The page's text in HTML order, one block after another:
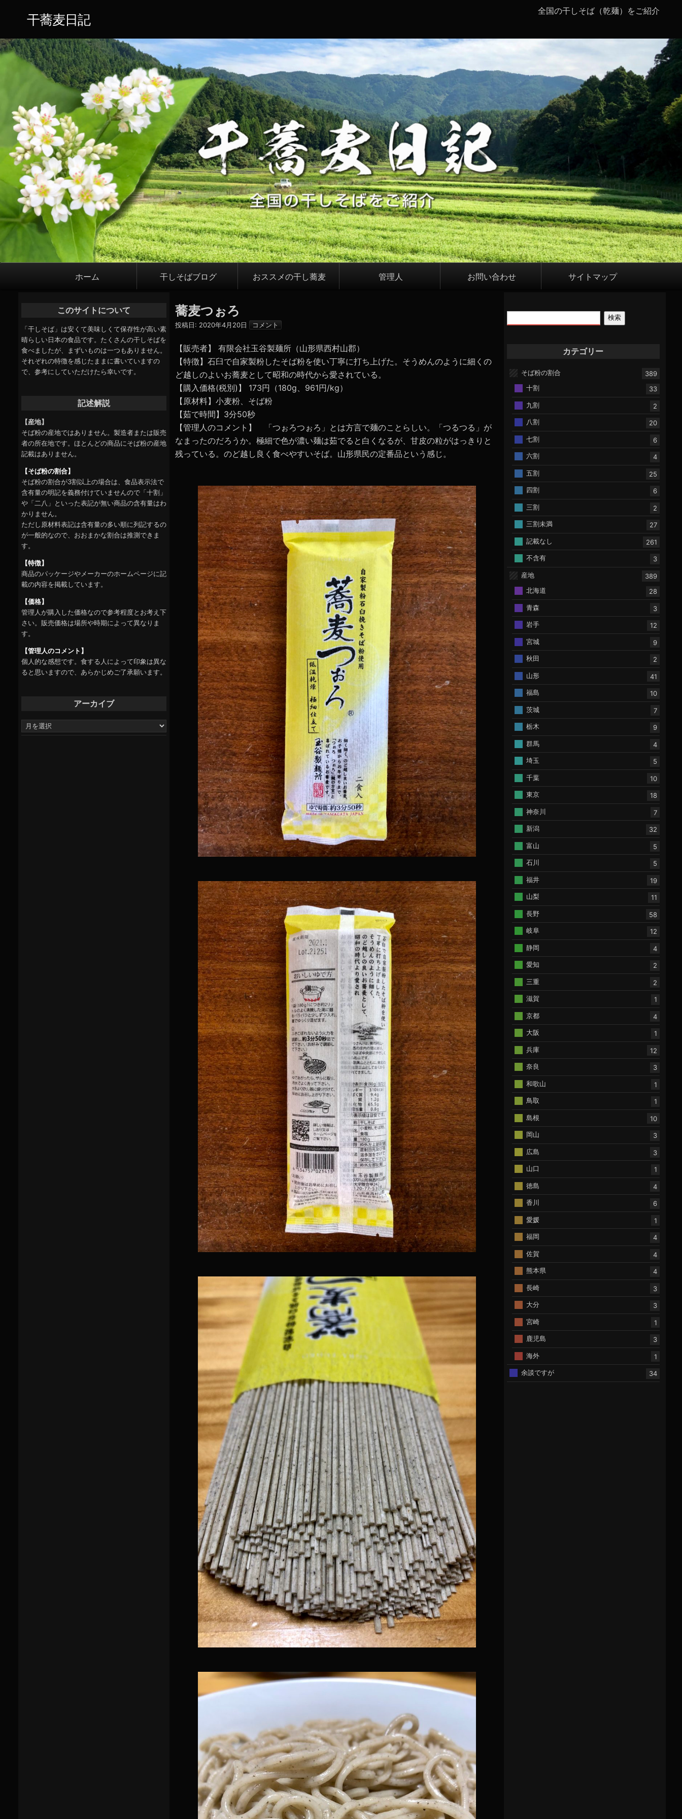
ツ
干蕎麦日記
全国の干しそば（乾麺）をご紹介
ホーム 干しそばブログ おススメの干し蕎麦 管理人 お問い合わせ サイトマップ
蕎麦つぉろ
投稿日: 2020年4月20日 コメント
【販売者】 有限会社玉谷製麺所（山形県西村山郡）
【特徴】石臼で自家製粉したそば粉を使い丁寧に打ち上げた。そうめんのように細くの
ど越しのよいお蕎麦として昭和の時代から愛されている。
【購入価格(税別)】 173円（180g、961円/kg）
【原材料】小麦粉、そば粉
【茹で時間】3分50秒
【管理人のコメント】 「つぉろつぉろ」とは方言で麺のことらしい。「つるつる」が
なまったのだろうか。極細で色が濃い麺は茹でると白くなるが、甘皮の粒がはっきりと
残っている。のど越し良く食べやすいそば。山形県民の定番品という感じ。
検索
カテゴリー
そば粉の割合
389
十割
33
九割
2
八割
20
七割
6
六割
4
五割
25
四割
6
三割
2
三割未満
27
記載なし
261
不含有
3
産地
389
北海道
28
青森
3
岩手
12
宮城
9
秋田
2
山形
41
福島
10
茨城
7
栃木
9
群馬
4
埼玉
5
千葉
10
東京
18
神奈川
7
新潟
32
富山
5
石川
5
福井
19
山梨
11
長野
58
岐阜
12
静岡
4
愛知
2
三重
2
滋賀
1
京都
4
大阪
1
兵庫
12
奈良
3
和歌山
1
鳥取
1
島根
10
岡山
3
広島
3
山口
1
徳島
4
香川
6
愛媛
1
福岡
4
佐賀
4
熊本県
4
長崎
3
大分
3
宮崎
1
鹿児島
3
海外
1
余談ですが
34
このサイトについて
「干しそば」は安くて美味しくて保存性が高い素
晴らしい日本の食品です。たくさんの干しそばを
食べましたが、まずいものは一つもありません。
それぞれの特徴を感じたままに書いていますの
で、参考にしていただけたら幸いです。
記述解説
【産地】
そば粉の産地ではありません。製造者または販売
者の所在地です。ほとんどの商品にそば粉の産地
記載はありません。
【そば粉の割合】
そば粉の割合が3割以上の場合は、食品表示法で
含有量の明記を義務付けていませんので「十割」
や「二八」といった表記が無い商品の含有量はわ
かりません。
ただし原材料表記は含有量の多い順に列記するの
が一般的なので、おおまかな割合は推測できま
す。
【特徴】
商品のパッケージやメーカーのホームページに記
載の内容を掲載しています。
【価格】
管理人が購入した価格なので参考程度とお考え下
さい。販売価格は場所や時期によって異なりま
す。
【管理人のコメント】
個人的な感想です。食する人によって印象は異な
ると思いますので、あらかじめご了承願います。
アーカイブ
ア
ー